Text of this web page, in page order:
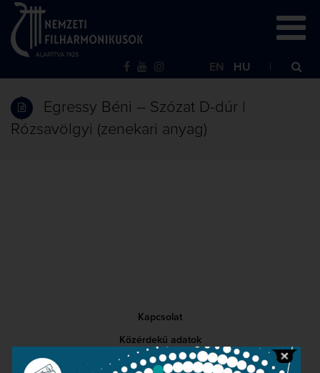
EN HU
Egressy Béni – Szózat D-dúr |
Rózsavölgyi (zenekari anyag)
Kapcsolat
Közérdekű adatok
Sajtószoba